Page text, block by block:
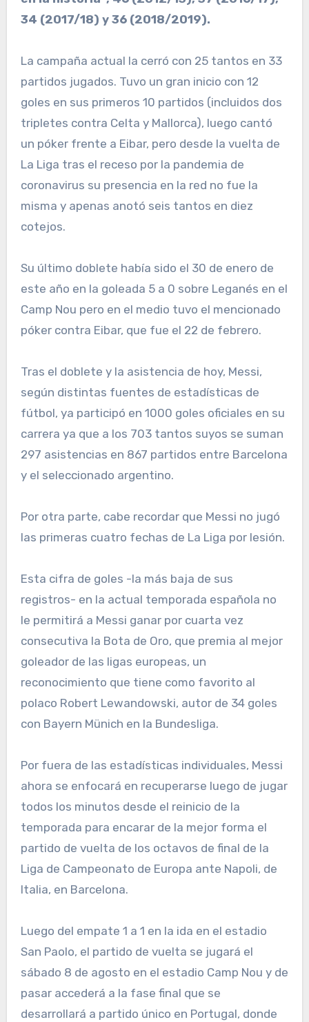
34 (2017/18) y 36 (2018/2019).
La campaña actual la cerró con 25 tantos en 33
partidos jugados. Tuvo un gran inicio con 12
goles en sus primeros 10 partidos (incluidos dos
tripletes contra Celta y Mallorca), luego cantó
un póker frente a Eibar, pero desde la vuelta de
La Liga tras el receso por la pandemia de
coronavirus su presencia en la red no fue la
misma y apenas anotó seis tantos en diez
cotejos.
Su último doblete había sido el 30 de enero de
este año en la goleada 5 a 0 sobre Leganés en el
Camp Nou pero en el medio tuvo el mencionado
póker contra Eibar, que fue el 22 de febrero.
Tras el doblete y la asistencia de hoy, Messi,
según distintas fuentes de estadísticas de
fútbol, ya participó en 1000 goles oficiales en su
carrera ya que a los 703 tantos suyos se suman
297 asistencias en 867 partidos entre Barcelona
y el seleccionado argentino.
Por otra parte, cabe recordar que Messi no jugó
las primeras cuatro fechas de La Liga por lesión.
Esta cifra de goles -la más baja de sus
registros- en la actual temporada española no
le permitirá a Messi ganar por cuarta vez
consecutiva la Bota de Oro, que premia al mejor
goleador de las ligas europeas, un
reconocimiento que tiene como favorito al
polaco Robert Lewandowski, autor de 34 goles
con Bayern Münich en la Bundesliga.
Por fuera de las estadísticas individuales, Messi
ahora se enfocará en recuperarse luego de jugar
todos los minutos desde el reinicio de la
temporada para encarar de la mejor forma el
partido de vuelta de los octavos de final de la
Liga de Campeonato de Europa ante Napoli, de
Italia, en Barcelona.
Luego del empate 1 a 1 en la ida en el estadio
San Paolo, el partido de vuelta se jugará el
sábado 8 de agosto en el estadio Camp Nou y de
pasar accederá a la fase final que se
desarrollará a partido único en Portugal, donde